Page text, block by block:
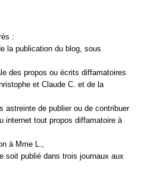
:
la publication du blog, sous
des propos ou écrits diffamatoires
et Claude C. et de la
astreinte de publier ou de contribuer
internet tout propos diffamatoire à
à Mme L.,
soit publié dans trois journaux aux